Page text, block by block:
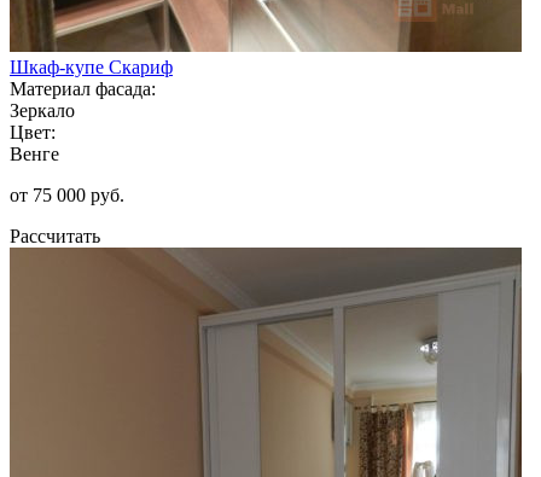
Шкаф-купе Скариф
Материал фасада:
Зеркало
Цвет:
Венге
от 75 000 руб.
Рассчитать